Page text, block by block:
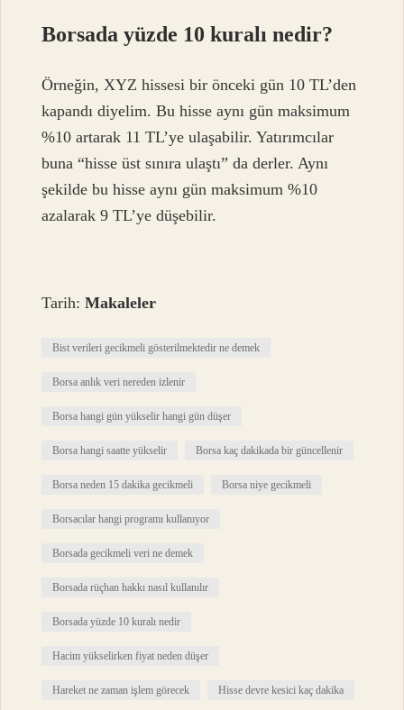
Borsada yüzde 10 kuralı nedir?
Örneğin, XYZ hissesi bir önceki gün 10 TL’den
kapandı diyelim. Bu hisse aynı gün maksimum
%10 artarak 11 TL’ye ulaşabilir. Yatırımcılar
buna “hisse üst sınıra ulaştı” da derler. Aynı
şekilde bu hisse aynı gün maksimum %10
azalarak 9 TL’ye düşebilir.
Tarih:Makaleler
Bist verileri gecikmeli gösterilmektedir ne demek
Borsa anlık veri nereden izlenir
Borsa hangi gün yükselir hangi gün düşer
Borsa hangi saatte yükselir Borsa kaç dakikada bir güncellenir
Borsa neden 15 dakika gecikmeli Borsa niye gecikmeli
Borsacılar hangi programı kullanıyor
Borsada gecikmeli veri ne demek
Borsada rüçhan hakkı nasıl kullanılır
Borsada yüzde 10 kuralı nedir
Hacim yükselirken fiyat neden düşer
Hareket ne zaman işlem görecek Hisse devre kesici kaç dakika